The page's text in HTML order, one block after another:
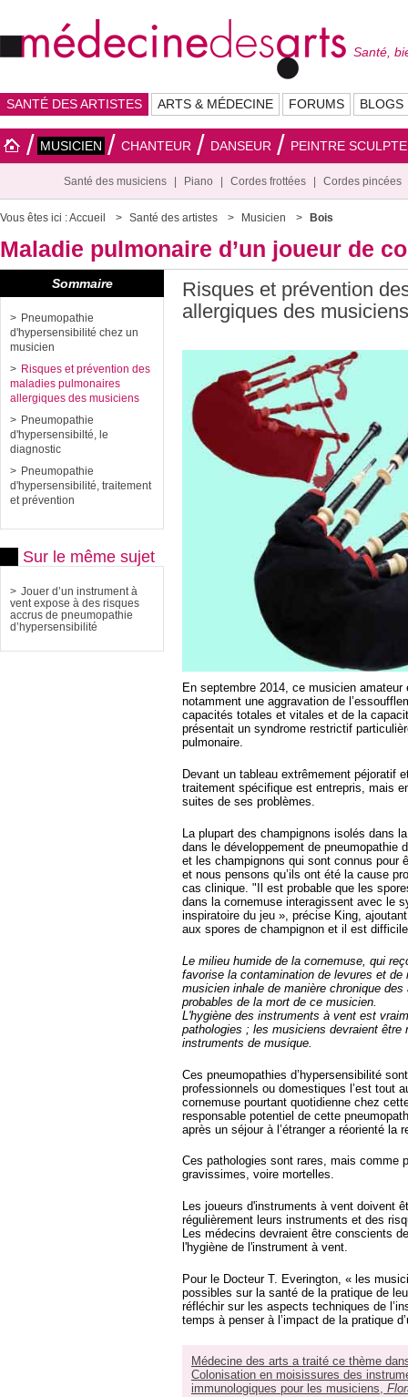
Santé,
SANTÉ DES ARTISTES ARTS & MÉDECINE FORUMS BLOGS
MUSICIEN CHANTEUR DANSEUR PEINTRE
Santé des musiciens Piano Cordes frottées Cordes pincées
Vous êtes ici :Accueil Santé des artistes Musicien Bois
Maladie pulmonaire d’un joueur de
Risques et prévention
allergiques des musiciens
En septembre 2014, ce musicien
notamment une aggravation de
capacités totales et vitales et de la
présentait un syndrome restrictif
pulmonaire.
Devant un tableau extrêmement péjoratif
traitement spécifique est entrepris, mais
suites de ses problèmes.
La plupart des champignons isolés dans
dans le développement de pneumopathie
et les champignons qui sont connus pour
et nous pensons qu’ils ont été la cause
cas clinique. "Il est probable que les
dans la cornemuse interagissent avec le
inspiratoire du jeu », précise King,
aux spores de champignon et il est
Le milieu humide de la cornemuse, qui
favorise la contamination de levures et
musicien inhale de manière chronique
probables de la mort de ce musicien.
L'hygiène des instruments à vent est
pathologies ; les musiciens devraient être
instruments de musique.
Ces pneumopathies d’hypersensibilité
professionnels ou domestiques l’est tout
cornemuse pourtant quotidienne chez
responsable potentiel de cette
après un séjour à l’étranger a réorienté la
Ces pathologies sont rares, mais comme
gravissimes, voire mortelles.
Les joueurs d'instruments à vent doivent
régulièrement leurs instruments et des
Les médecins devraient être conscients
l'hygiène de l'instrument à vent.
Pour le Docteur T. Everington, « les
possibles sur la santé de la pratique de
réfléchir sur les aspects techniques de
temps à penser à l’impact de la pratique
Médecine des arts a traité ce thème
Colonisation en moisissures des
immunologiques pour les musiciens,
Sommaire
Pneumopathie
d'hypersensibilité chez un
musicien
Risques et prévention des
maladies pulmonaires
allergiques des musiciens
Pneumopathie
d'hypersensibilté, le
diagnostic
Pneumopathie
d'hypersensibilité, traitement
et prévention
Sur le même sujet
Jouer d’un instrument à
vent expose à des risques
accrus de pneumopathie
d’hypersensibilité